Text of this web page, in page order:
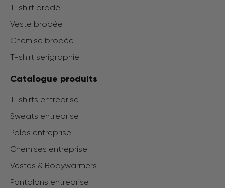
T-shirt brodé
Veste brodée
Chemise brodée
T-shirt serigraphie
Catalogue produits
T-shirts entreprise
Sweats entreprise
Polos entreprise
Chemises entreprise
Vestes & Bodywarmers
Pantalons entreprise